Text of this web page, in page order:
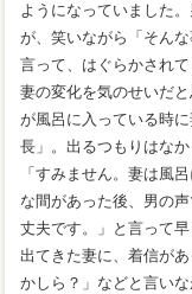
ようになっていました
が、笑いながら「そん
言って、はぐらかされ
妻の変化を気のせいだ
が風呂に入っている時
長」。出るつもりはな
「すみません。妻は風
な間があった後、男の
丈夫です。」と言って
出てきた妻に、着信が
かしら？」などと言い